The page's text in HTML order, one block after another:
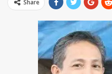
Share